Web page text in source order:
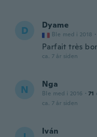
D Dyame
Ble med i 2018 ·
Parfait très
ca. 7 år siden
N Nga
Ble med i 2016 · 71
ca. 7 år siden
Iván